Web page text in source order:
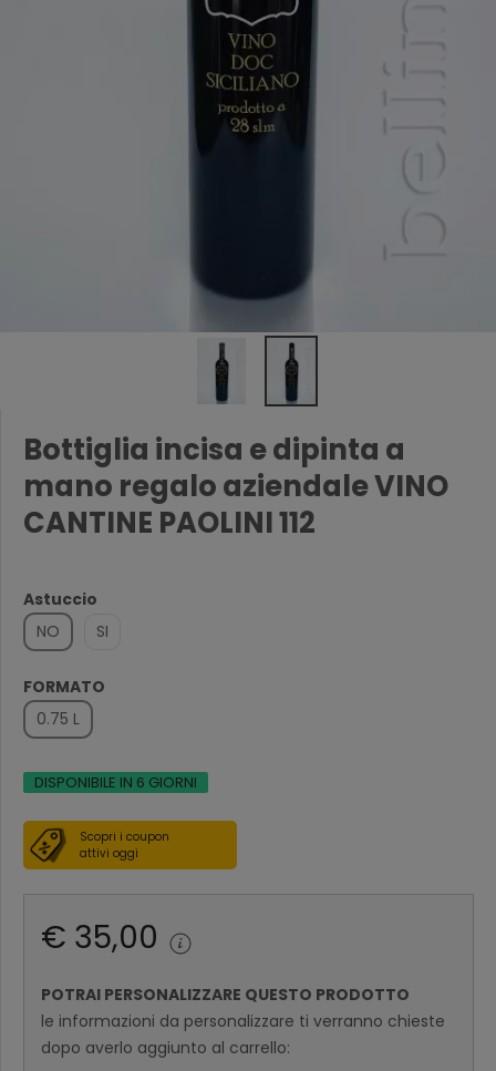
Bottiglia incisa e dipinta a
mano regalo aziendale VINO
CANTINE PAOLINI 112
Astuccio
NO
SI
FORMATO
0.75 L
DISPONIBILE IN 6 GIORNI
Scopri i coupon
attivi oggi
€ 35,00
POTRAI PERSONALIZZARE QUESTO PRODOTTO
le informazioni da personalizzare ti verranno chieste
dopo averlo aggiunto al carrello: